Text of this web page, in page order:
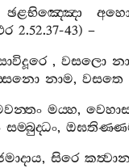
ඡළභිඤ‍්ඤො
2.52.37-43) –
,වසලො
නාම,වසතෙ
මය‍්හ,
සම‍්බුද‍්ධං,
,සිරෙ කත්‍වාන